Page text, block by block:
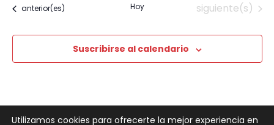
Eventos
anterior(es) Hoy Eventos
siguiente(s)
Suscribirse al calendario
Utilizamos cookies para ofrecerte la mejor experiencia en